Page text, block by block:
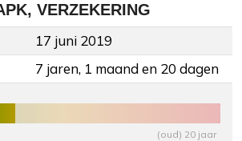
VERZEKERING
17 juni 2019
7 jaren, 1 maand en 20 dagen
(oud) 20 jaar